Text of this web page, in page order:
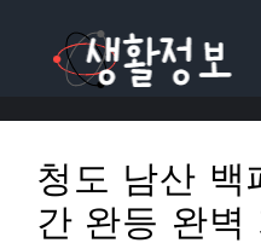
로
청도 남산 백
간 완등 완벽